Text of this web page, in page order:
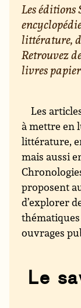
Les
littérature,
Retrouvez
livres
Les
à mettre en
littérature,
mais aussi
proposent
d’explorer
ouvrages
Le